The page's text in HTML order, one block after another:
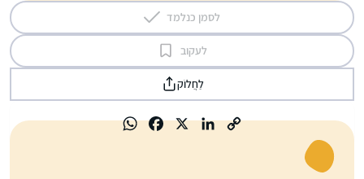
לסמן כנלמד
לעקוב
לַחֲלוֹק